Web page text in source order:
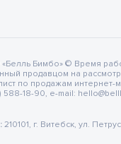
Бимбо» © Время
продавцом на
по продажам интернет-
588-18-90, e-mail:
210101, г. Витебск, ул.